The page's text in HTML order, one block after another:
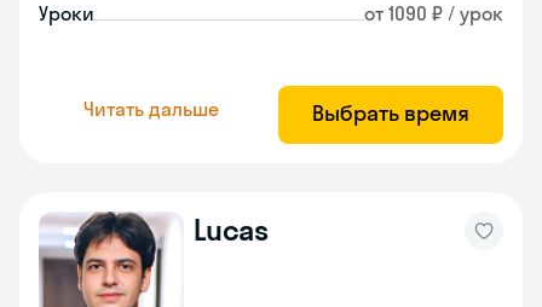
Уроки от 1090 ₽ / урок
Читать дальше Выбрать время
Lucas